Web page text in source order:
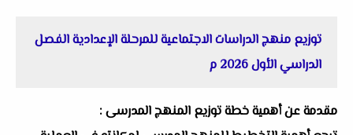
توزيع منهج الدراسات الاجتماعية للمرحلة الإعدادية الفصل
الدراسي الأول 2026 م
مقدمة عن أهمية خطة توزيع المنهج المدرسى :